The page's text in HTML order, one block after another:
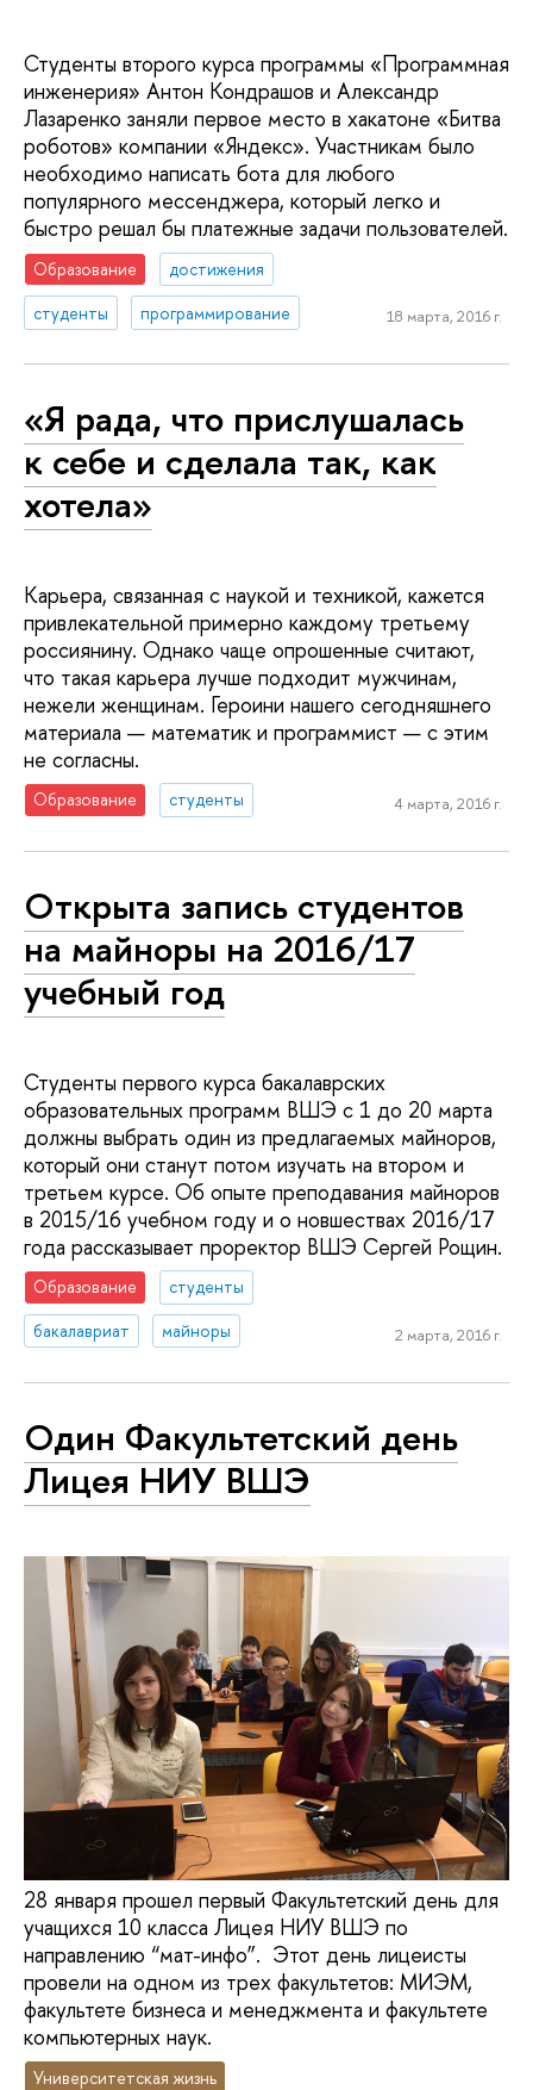
Студенты второго курса программы «Программная
инженерия» Антон Кондрашов и Александр
Лазаренко заняли первое место в хакатоне «Битва
роботов» компании «Яндекс». Участникам было
необходимо написать бота для любого
популярного мессенджера, который легко и
быстро решал бы платежные задачи пользователей.
Образование
достижения
студенты
программирование 18 марта, 2016 г.
«Я рада, что прислушалась
к себе и сделала так, как
хотела»
Карьера, связанная с наукой и техникой, кажется
привлекательной примерно каждому третьему
россиянину. Однако чаще опрошенные считают,
что такая карьера лучше подходит мужчинам,
нежели женщинам. Героини нашего сегодняшнего
материала — математик и программист — с этим
не согласны.
Образование студенты 4 марта, 2016 г.
Открыта запись студентов
на майноры на 2016/17
учебный год
Студенты первого курса бакалаврских
образовательных программ ВШЭ с 1 до 20 марта
должны выбрать один из предлагаемых майноров,
который они станут потом изучать на втором и
третьем курсе. Об опыте преподавания майноров
в 2015/16 учебном году и о новшествах 2016/17
года рассказывает проректор ВШЭ Сергей Рощин.
Образование
студенты
бакалавриат
майноры 2 марта, 2016 г.
Один Факультетский день
Лицея НИУ ВШЭ
28 января прошел первый Факультетский день для
учащихся 10 класса Лицея НИУ ВШЭ по
направлению “мат-инфо”. Этот день лицеисты
провели на одном из трех факультетов: МИЭМ,
факультете бизнеса и менеджмента и факультете
компьютерных наук.
Университетская жизнь